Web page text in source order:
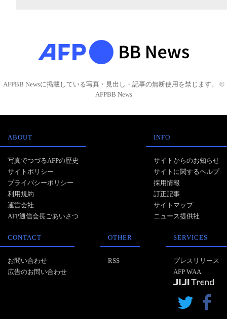
AFPBB Newsに掲載している写真・見出し・記事の無断使用を禁じます。 ©
AFPBB News
ABOUT
写真でつづるAFPの歴史
サイトポリシー
プライバシーポリシー
利用規約
運営会社
AFP通信会長ごあいさつ
INFO
サイトからのお知らせ
サイトに関するヘルプ
採用情報
訂正記事
サイトマップ
ニュース提供社
CONTACT
お問い合わせ
広告のお問い合わせ
OTHER
RSS
SERVICES
プレスリリース
AFP WAA